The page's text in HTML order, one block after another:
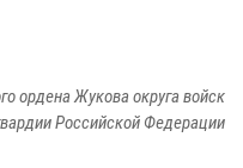
ордена Жукова округа войск
Российской Федерации